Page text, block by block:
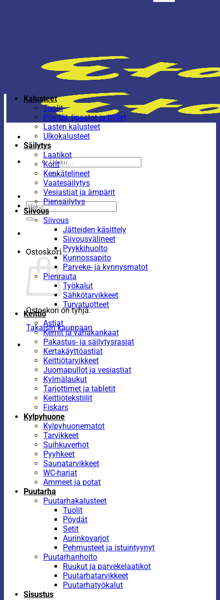
Etsi:
Etsi:
Ostoskori
Ostoskori on tyhjä.
Takaisin kauppaan
Kalusteet
Tuolit
Pöydät, lipastot ja hyllyt
Lasten kalusteet
Ulkokalusteet
Säilytys
Laatikot
Korit
Kenkätelineet
Vaatesäilytys
Vesiastiat ja ämpärit
Piensäilytys
Siivous
Siivous
Jätteiden käsittely
Siivousvälineet
Pyykkihuolto
Kunnossapito
Parveke- ja kynnysmatot
Pienrauta
Työkalut
Sähkötarvikkeet
Turvatuotteet
Keittiö
Astiat
Kernit ja vahakankaat
Pakastus- ja säilytysrasiat
Kertakäyttöastiat
Keittiötarvikkeet
Juomapullot ja vesiastiat
Kylmälaukut
Tarjottimet ja tabletit
Keittiötekstiilit
Fiskars
Kylpyhuone
Kylpyhuonematot
Tarvikkeet
Suihkuverhot
Pyyhkeet
Saunatarvikkeet
WC-harjat
Ammeet ja potat
Puutarha
Puutarhakalusteet
Tuolit
Pöydät
Setit
Aurinkovarjot
Pehmusteet ja istuintyynyt
Puutarhanhoito
Ruukut ja parvekelaatikot
Puutarhatarvikkeet
Puutarhatyökalut
Sisustus